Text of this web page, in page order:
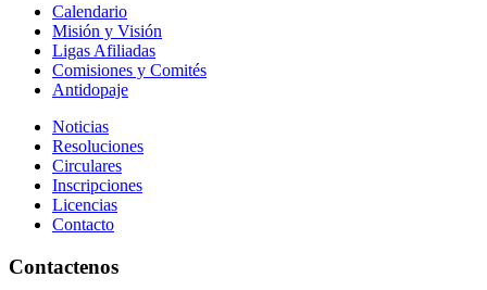
Calendario
Misión y Visión
Ligas Afiliadas
Comisiones y Comités
Antidopaje
Noticias
Resoluciones
Circulares
Inscripciones
Licencias
Contacto
Contactenos